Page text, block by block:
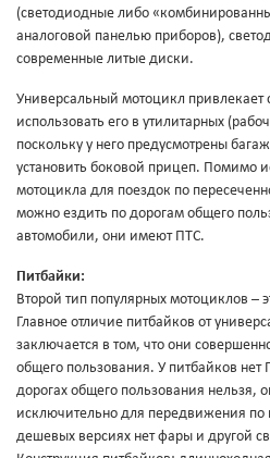
(светодиодные либо
аналоговой панелью приборов),
современные литые диски.
Универсальный мотоцикл
использовать его в утилитарных
поскольку у него предусмотрены
установить боковой прицеп. Помимо
мотоцикла для поездок по
можно ездить по дорогам общего
автомобили, они имеют ПТС.
Питбайки:
Второй тип популярных мотоциклов –
Главное отличие питбайков от
заключается в том, что они
общего пользования. У питбайков нет
дорогах общего пользования нельзя,
исключительно для передвижения по
дешевых версиях нет фары и другой